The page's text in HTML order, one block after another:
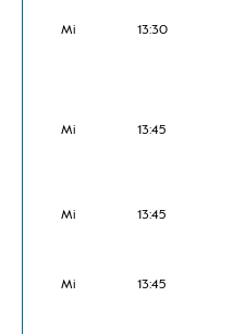
Mi 13:30
Mi 13:45
Mi 13:45
Mi 13:45